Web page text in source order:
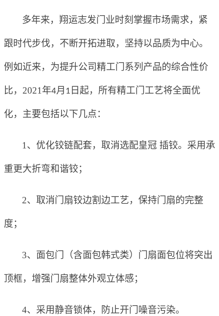
多年来，翔运志发门业时刻掌握市场需求，紧
跟时代步伐，不断开拓进取， 坚持以品质为中心。
例如近来， 为提升公司精工门系列产品的综合性价
比， 2021 年4月 1 日起，所有精工门工艺将全面优
化， 主要包括以下几点：
1 、优化铰链配套，取消选配皇冠 插铰。采用承
重更大折弯和谐铰；
2、取消门扇铰边割边工艺，保持门扇的完整
度；
3、面包门（含面包韩式类）门扇面包位将突出
顶框，增强门扇整体外观立体感；
4、采用静音锁体，防止开门噪音污染。